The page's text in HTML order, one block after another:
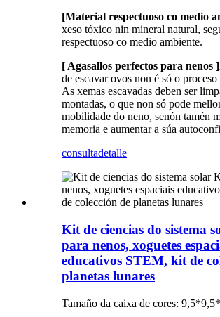
[Material respectuoso co medio
xeso tóxico nin mineral natural,
respectuoso co medio ambiente.
[ Agasallos perfectos para nenos ]
de escavar ovos non é só o proceso
As xemas escavadas deben ser
montadas, o que non só pode
mobilidade do neno, senón tamén
memoria e aumentar a súa
consultadetalle
Kit de ciencias do sistema
para nenos, xoguetes
educativos STEM, kit de
planetas lunares
Tamaño da caixa de cores: